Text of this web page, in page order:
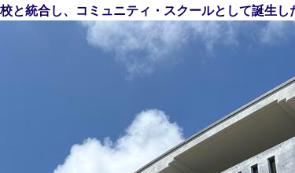
統合し、コミュニティ・スクールとして誕生し